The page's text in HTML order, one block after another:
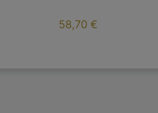
Prix
58,70 €